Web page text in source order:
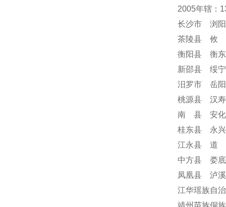
2005年辖：
长沙市 浏
茶陵县 攸
衡阳县 衡
新邵县 绥
汨罗市 岳
桃源县 汉
南 县 安化
桂东县 永
江永县 道
中方县 娄
凤凰县 泸
江华瑶族自
靖州苗族侗